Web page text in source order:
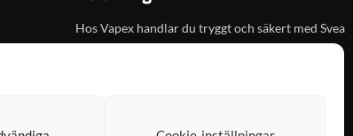
Hos Vapex handlar du tryggt och säkert med Svea